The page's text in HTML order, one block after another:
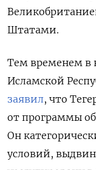
Штатами.
Тем временем в
Исламской
заявил, что
от программы
Он
условий,